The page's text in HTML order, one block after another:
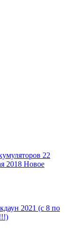
22
2018 Новое
2021 (с 8 по